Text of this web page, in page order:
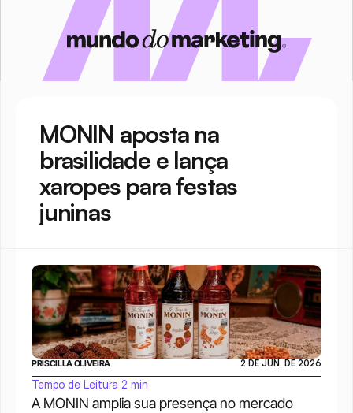
MONIN aposta na
brasilidade e lança
xaropes para festas
juninas
A MONIN amplia sua presença no mercado
PRISCILLA OLIVEIRA 2 DE JUN. DE 2026
Tempo de Leitura 2 min